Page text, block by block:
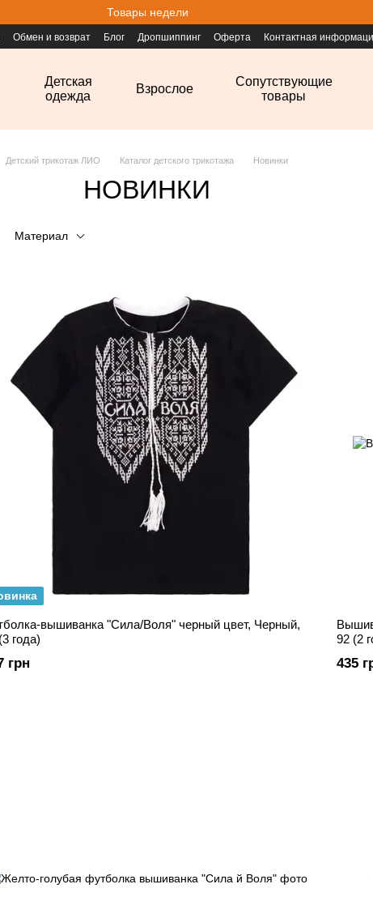
Товары недели
Обмен и возврат Блог Дропшиппинг Оферта Контактная
Детская
одежда
Взрослое
Сопутствующие
товары
Детский трикотаж ЛИО Каталог детского трикотажа Новинки
НОВИНКИ
Материал
вышиванка "Сила/Воля" черный цвет, Черный,
года)
грн
92 (2
435